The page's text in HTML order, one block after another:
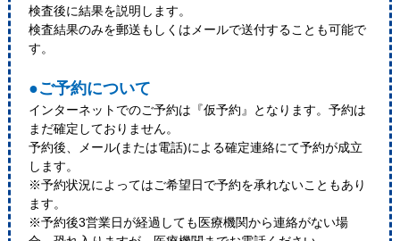
検査後に結果を説明します。
検査結果のみを郵送もしくはメールで送付することも可能で
す。
●ご予約について
インターネットでのご予約は『仮予約』となります。予約は
まだ確定しておりません。
予約後、メール(または電話)による確定連絡にて予約が成立
します。
※予約状況によってはご希望日で予約を承れないこともあり
ます。
※予約後3営業日が経過しても医療機関から連絡がない場